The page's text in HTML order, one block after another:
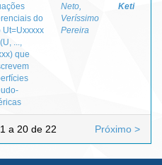
do
Ut=Uxxxxx
...,
que
Neto,
Veríssimo
Pereira
Keti
a 20 de 22 Próximo >